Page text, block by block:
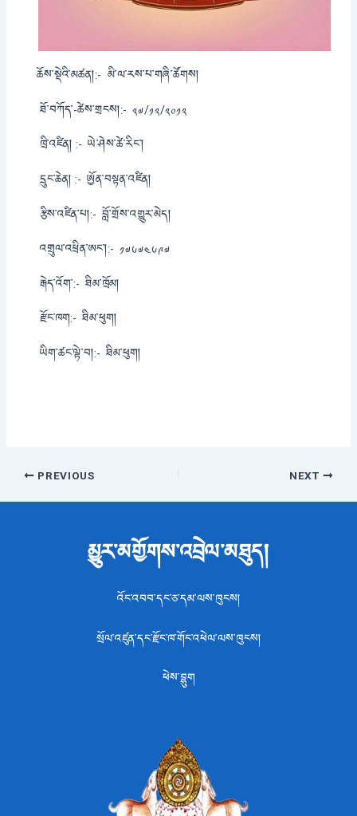
ཆོས་སྡེའི་མཚན།:- མི་ལ་རས་པ་གཞི་ཚོགས།
ཐོ་བཀོད་-ཚེས་གྲངས།:- ༢༧/༡༢/༢༠༡༢
ཁྲི་འཛིན། :- ཡེ་ཤེས་ཚེ་རིང་།
དྲུང་ཆེན། :- ཨྱོན་བསྟན་འཛིན།
རྩིས་འཛིན་པ།:- བློ་གྲོས་འགྱུར་མེད།
འགྲུལ་འཕྲིན་ཨང་།:- ༡༧༦༧༤༦༩༧
རྒེད་འོག་:- ཐིམ་ཁྲོམ།
རྫོང་ཁག:- ཐིམ་ཕུག།
ཡིག་ཚང་ལྟེ་བ།:- ཐིམ་ཕུག།
Post
PREVIOUS NEXT
མྱུར་མགྱོགས་འབྲེལ་མཐུད།
འོང་འབབ་དང་ཅ་དམ་ལས་ཁུངས།
སྲོལ་འཛུན་དང་རྫོང་ཁ་གོང་འཕེལ་ལས་ཁུངས།
ཕེས་བྷུག